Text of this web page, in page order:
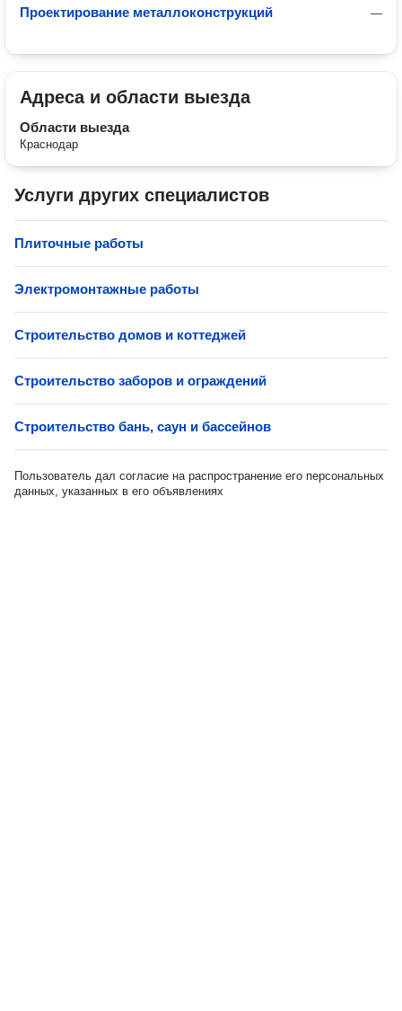
—
Проектирование металлоконструкций
Адреса и области выезда
Области выезда
Краснодар
Услуги других специалистов
Плиточные работы
Электромонтажные работы
Строительство домов и коттеджей
Строительство заборов и ограждений
Строительство бань, саун и бассейнов
Пользователь дал согласие на распространение его персональных
данных, указанных в его объявлениях